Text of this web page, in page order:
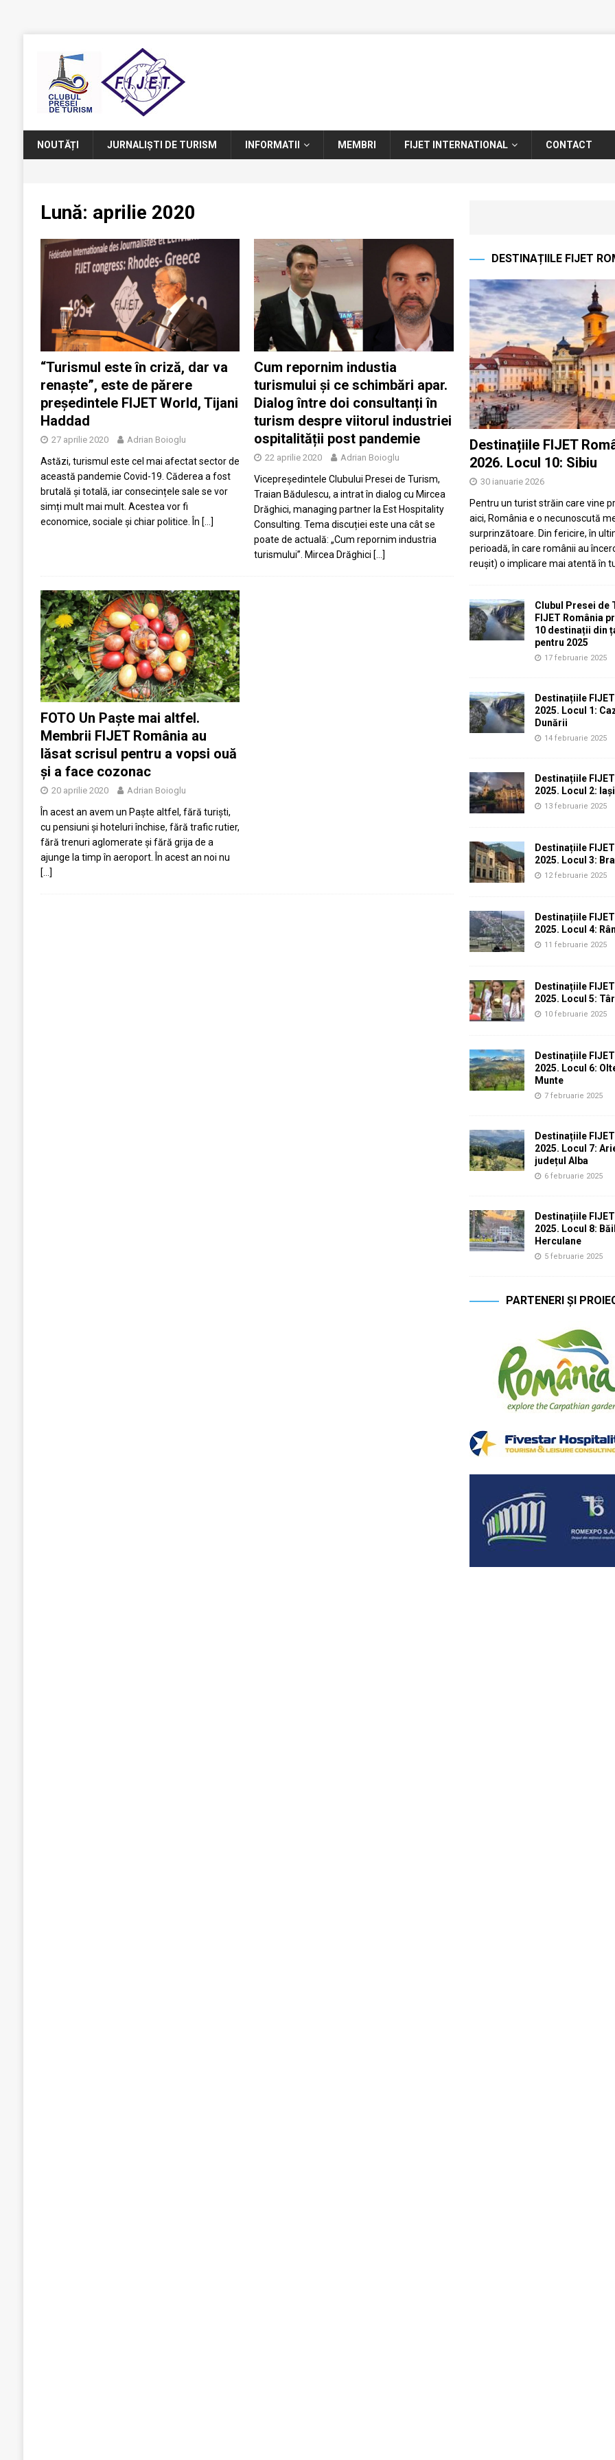
NOUTĂȚI JURNALIȘTI DE TURISM INFORMATII MEMBRI FIJET INTERNATIONAL CONTACT
Lună: aprilie 2020
“Turismul este în criză, dar va
renaște”, este de părere
președintele FIJET World, Tijani
Haddad
27 aprilie 2020 Adrian Boioglu
Astăzi, turismul este cel mai afectat sector de
această pandemie Covid-19. Căderea a fost
brutală și totală, iar consecințele sale se vor
simți mult mai mult. Acestea vor fi
economice, sociale și chiar politice. În […]
Cum repornim industia
turismului și ce schimbări apar.
Dialog între doi consultanți în
turism despre viitorul industriei
ospitalității post pandemie
22 aprilie 2020 Adrian Boioglu
Vicepreședintele Clubului Presei de Turism,
Traian Bădulescu, a intrat în dialog cu Mircea
Drăghici, managing partner la Est Hospitality
Consulting. Tema discuției este una cât se
poate de actuală: „Cum repornim industria
turismului”. Mircea Drăghici […]
FOTO Un Paște mai altfel.
Membrii FIJET România au
lăsat scrisul pentru a vopsi ouă
și a face cozonac
20 aprilie 2020 Adrian Boioglu
În acest an avem un Paște altfel, fără turiști,
cu pensiuni și hoteluri închise, fără trafic rutier,
fără trenuri aglomerate și fără grija de a
ajunge la timp în aeroport. În acest an noi nu
[…]
DESTINAȚIILE FIJET
Destinațiile FIJET
2026. Locul 10: Sibiu
30 ianuarie 2026
Pentru un turist străin care vine
aici, România e o necunoscută
surprinzătoare. Din fericire, în
perioadă, în care românii au
reușit) o implicare mai atentă în
Clubul Presei de
FIJET România
10 destinații din
pentru 2025
17 februarie 2025
Destinațiile
2025. Locul 1:
Dunării
14 februarie 2025
Destinațiile
2025. Locul 2: Iași
13 februarie 2025
Destinațiile
2025. Locul 3:
12 februarie 2025
Destinațiile
2025. Locul 4:
11 februarie 2025
Destinațiile
2025. Locul 5:
10 februarie 2025
Destinațiile
2025. Locul 6:
Munte
7 februarie 2025
Destinațiile
2025. Locul 7:
județul Alba
6 februarie 2025
Destinațiile
2025. Locul 8:
Herculane
5 februarie 2025
PARTENERI ȘI